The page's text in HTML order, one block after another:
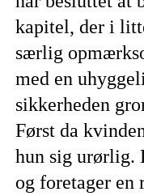
kapitel, der i
særlig
med en
sikkerheden
Først da
hun sig urørlig.
og foretager en